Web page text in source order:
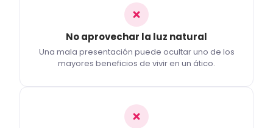
No aprovechar la luz natural
Una mala presentación puede ocultar uno de los
mayores beneficios de vivir en un ático.